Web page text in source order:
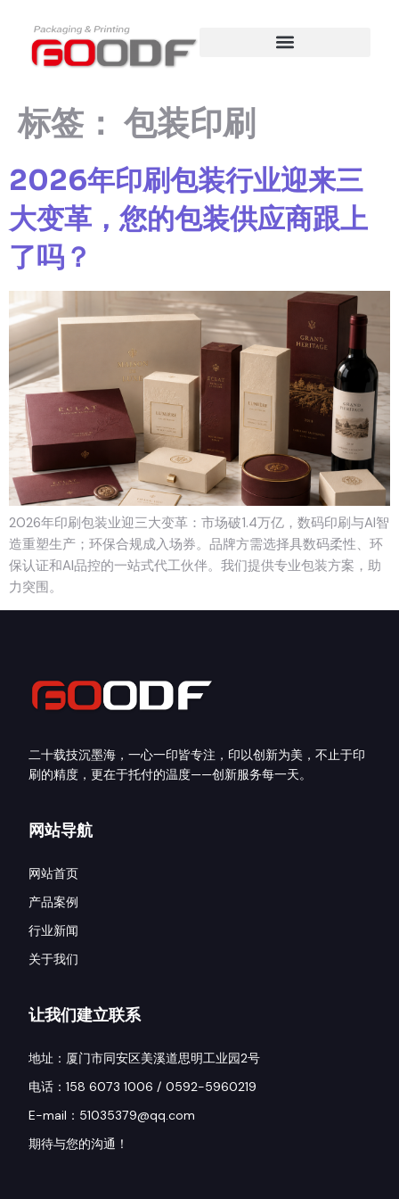
标签： 包装印刷
2026年印刷包装行业迎来三
大变革，您的包装供应商跟上
了吗？
2026年印刷包装业迎三大变革：市场破1.4万亿，数码印刷与AI智
造重塑生产；环保合规成入场券。品牌方需选择具数码柔性、环
保认证和AI品控的一站式代工伙伴。我们提供专业包装方案，助
力突围。
二十载技沉墨海，一心一印皆专注，印以创新为美，不止于印
刷的精度，更在于托付的温度——创新服务每一天。
网站导航
网站首页
产品案例
行业新闻
关于我们
让我们建立联系
地址：厦门市同安区美溪道思明工业园2号
电话：158 6073 1006 / 0592-5960219
E-mail：51035379@qq.com
期待与您的沟通！